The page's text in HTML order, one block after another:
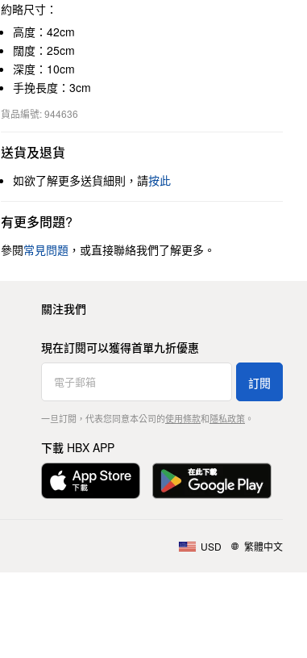
約略尺寸：
高度：42cm
闊度：25cm
深度：10cm
手挽長度：3cm
貨品編號: 944636
送貨及退貨
如欲了解更多送貨細則，請按此
有更多問題?
參閱常見問題 ，或直接聯絡我們了解更多。
關注我們
現在訂閱可以獲得首單九折優惠
訂閱
一旦訂閱，代表您同意本公司的使用條款和隱私政策。
下載 HBX APP
USD 繁體中文